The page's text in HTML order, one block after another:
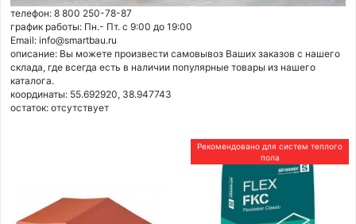
телефон: 8 800 250-78-87
график работы: Пн.- Пт. с 9:00 до 19:00
Email: info@smartbau.ru
описание: Вы можете произвести самовывоз Ваших заказов с нашего
склада, где всегда есть в наличии популярные товары из нашего
каталога.
координаты: 55.692920, 38.947743
остаток: отсутствует
Рекомендовано для систем теплого
пола